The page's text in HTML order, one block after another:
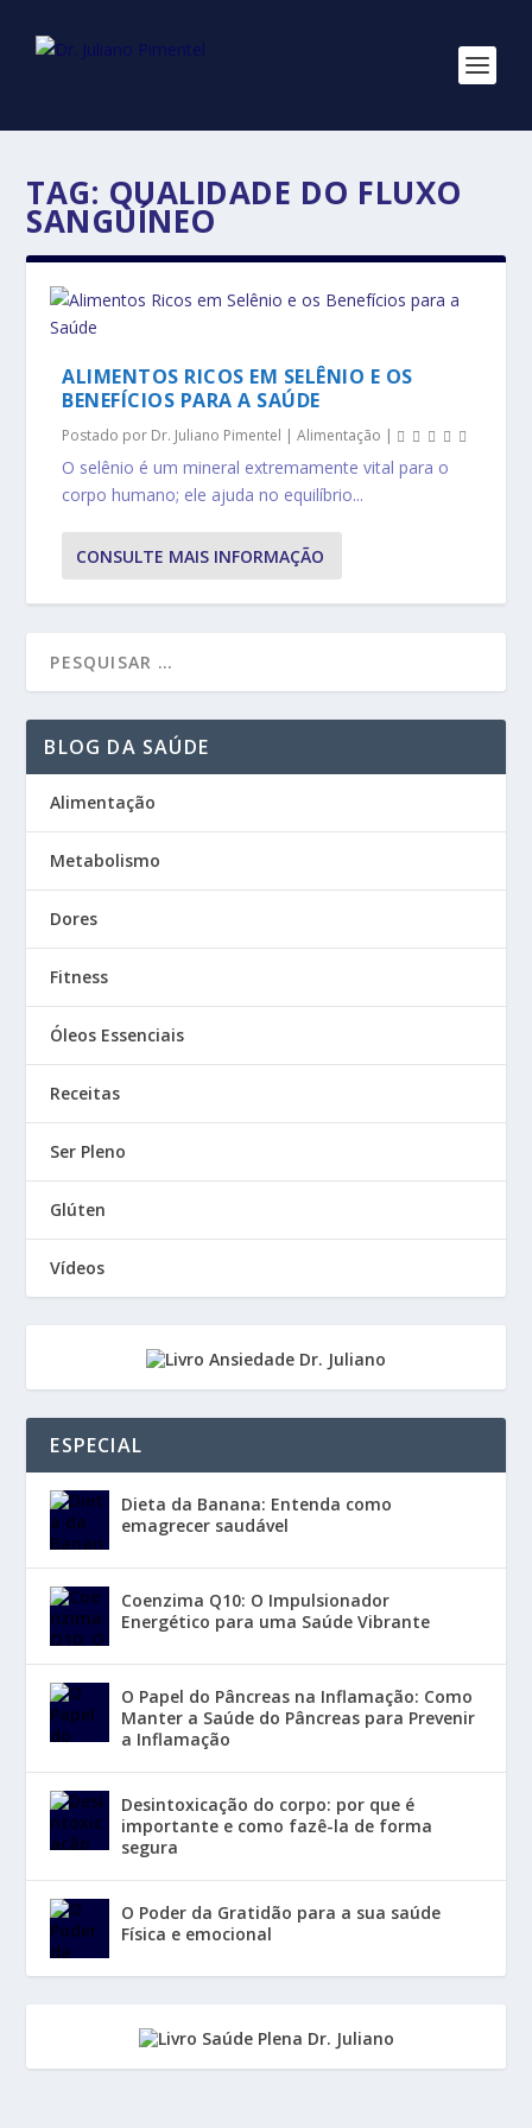
TAG: QUALIDADE DO FLUXO
SANGUÍNEO
ALIMENTOS RICOS EM SELÊNIO E OS
BENEFÍCIOS PARA A SAÚDE
Postado por Dr. Juliano Pimentel |Alimentação |
O selênio é um mineral extremamente vital para o
corpo humano; ele ajuda no equilíbrio...
CONSULTE MAIS INFORMAÇÃO
BLOG DA SAÚDE
Alimentação
Metabolismo
Dores
Fitness
Óleos Essenciais
Receitas
Ser Pleno
Glúten
Vídeos
ESPECIAL
Dieta da Banana: Entenda como
emagrecer saudável
Coenzima Q10: O Impulsionador
Energético para uma Saúde Vibrante
O Papel do Pâncreas na Inflamação: Como
Manter a Saúde do Pâncreas para Prevenir
a Inflamação
Desintoxicação do corpo: por que é
importante e como fazê-la de forma
segura
O Poder da Gratidão para a sua saúde
Física e emocional